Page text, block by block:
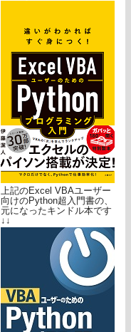
上記のExcel VBAユーザー
向けのPython超入門書の、
元になったキンドル本です
↓↓